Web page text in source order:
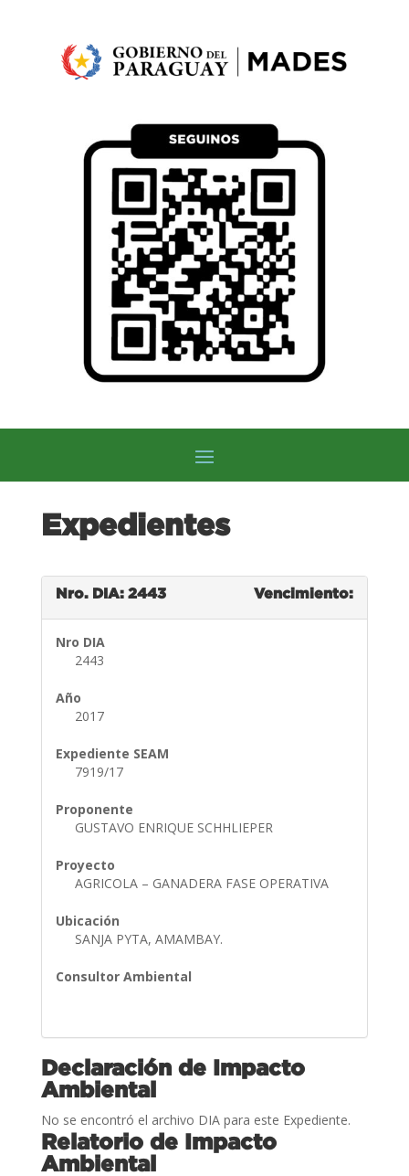
Expedientes
Nro. DIA: 2443 Vencimiento:
Nro DIA
2443
Año
2017
Expediente SEAM
7919/17
Proponente
GUSTAVO ENRIQUE SCHHLIEPER
Proyecto
AGRICOLA – GANADERA FASE OPERATIVA
Ubicación
SANJA PYTA, AMAMBAY.
Consultor Ambiental
Declaración de Impacto
Ambiental
No se encontró el archivo DIA para este Expediente.
Relatorio de Impacto
Ambiental